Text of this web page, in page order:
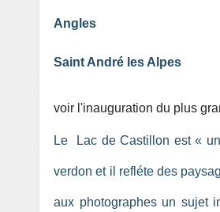
Angles
Saint André les Alpes
voir l'inauguration du plus
Le Lac de Castillon est «
verdon et il refléte des
aux photographes un sujet